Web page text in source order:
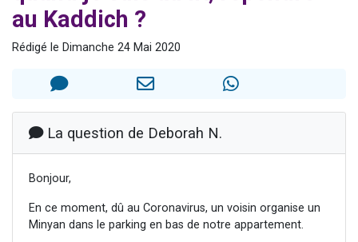
12 nouvelles musiques dans Torah-Box Music
2 personnes viennent de nous rejoindre sur WhatsApp
au Kaddich ?
Rédigé le Dimanche 24 Mai 2020
La question de Deborah N.
Bonjour,
En ce moment, dû au Coronavirus, un voisin organise un
Minyan dans le parking en bas de notre appartement.